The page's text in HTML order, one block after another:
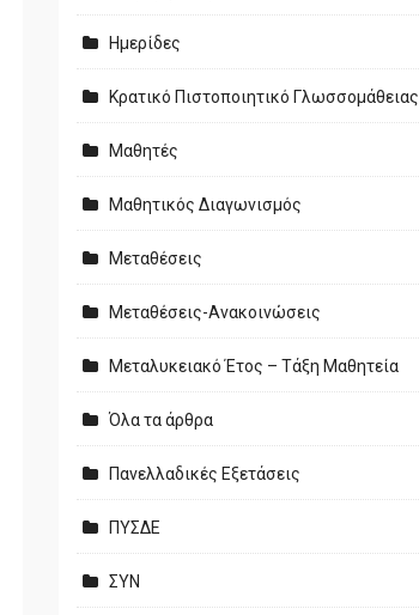
Ημερίδες
Κρατικό Πιστοποιητικό Γλωσσομάθειας
Μαθητές
Μαθητικός Διαγωνισμός
Μεταθέσεις
Μεταθέσεις-Ανακοινώσεις
Μεταλυκειακό Έτος – Τάξη Μαθητεία
Όλα τα άρθρα
Πανελλαδικές Εξετάσεις
ΠΥΣΔΕ
ΣΥΝ